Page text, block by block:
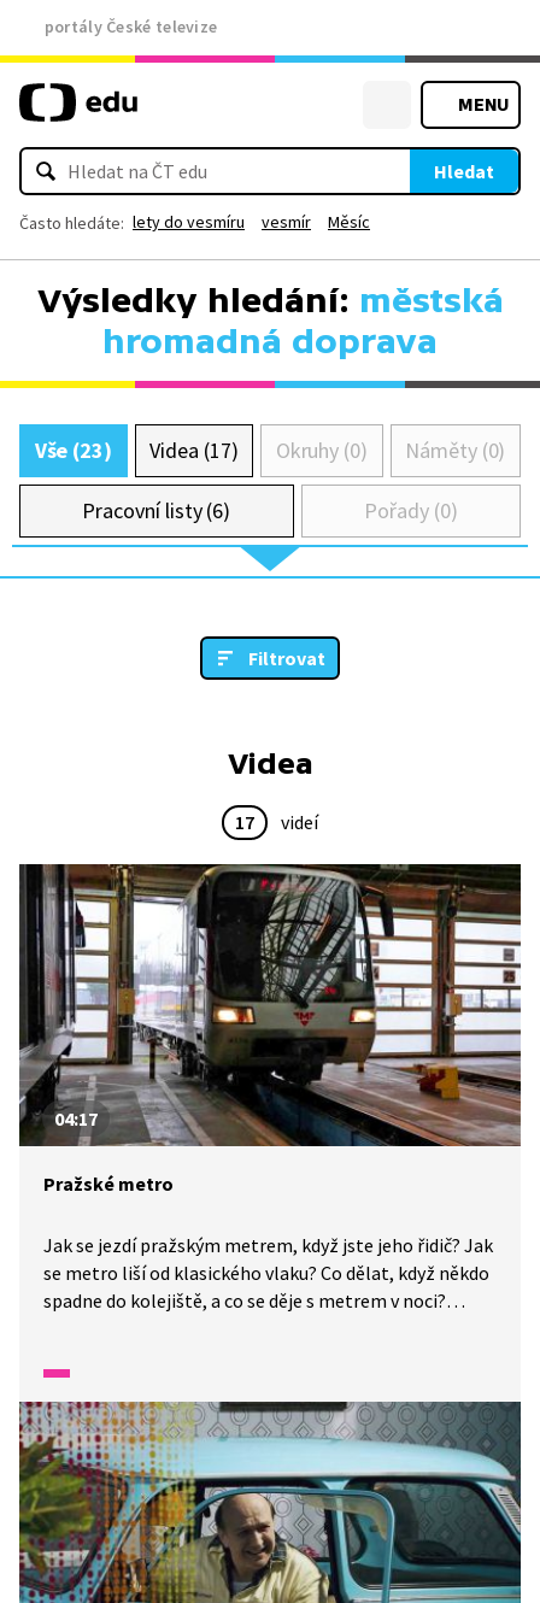
portály České televize
MENU
Hledat
Často hledáte: lety do vesmíru vesmír Měsíc
Výsledky hledání: městská
hromadná doprava
Vše (23) Videa (17) Okruhy (0) Náměty (0)
Pracovní listy (6) Pořady (0)
Filtrovat
Videa
17 videí
04:17
Pražské metro
Jak se jezdí pražským metrem, když jste jeho řidič? Jak
se metro liší od klasického vlaku? Co dělat, když někdo
spadne do kolejiště, a co se děje s metrem v noci?